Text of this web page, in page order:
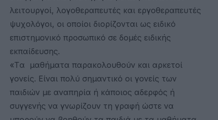
λειτουργοί, λογοθεραπευτές και εργοθεραπευτές
ψυχολόγοι, οι οποίοι διορίζονται ως ειδικό
επιστημονικό προσωπικό σε δομές ειδικής
εκπαίδευσης.
«Tα μαθήματα παρακολουθούν και αρκετοί
γονείς. Είναι πολύ σημαντικό οι γονείς των
παιδιών με αναπηρία ή κάποιος αδερφός ή
συγγενής να γνωρίζουν τη γραφή ώστε να